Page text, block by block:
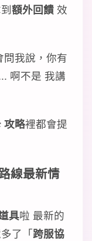
額外回饋 效
我說，你有
啊不是 我講
攻略裡都會提
線最新情
具啦 最新的
了「跨服協